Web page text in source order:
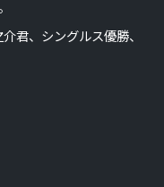
君、シングルス優勝、